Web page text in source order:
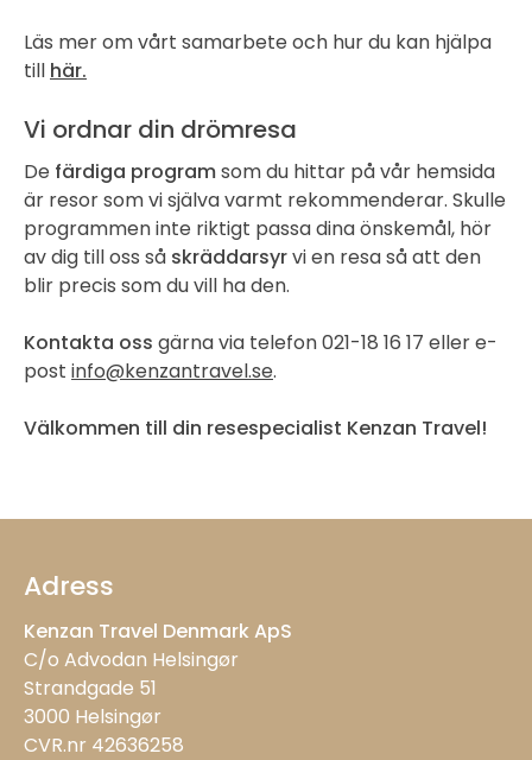
Läs mer om vårt samarbete och hur du kan hjälpa
till här.
Vi ordnar din drömresa
De färdiga programsom du hittar på vår hemsida
är resor som vi själva varmt rekommenderar. Skulle
programmen inte riktigt passa dina önskemål, hör
av dig till oss så skräddarsyrvi en resa så att den
blir precis som du vill ha den.
Kontakta oss gärna via telefon 021-18 16 17 eller e-
post info@kenzantravel.se.
Välkommen till din resespecialist Kenzan Travel!
Adress
Kenzan Travel Denmark ApS
C/o Advodan Helsingør
Strandgade 51
3000 Helsingør
CVR.nr 42636258